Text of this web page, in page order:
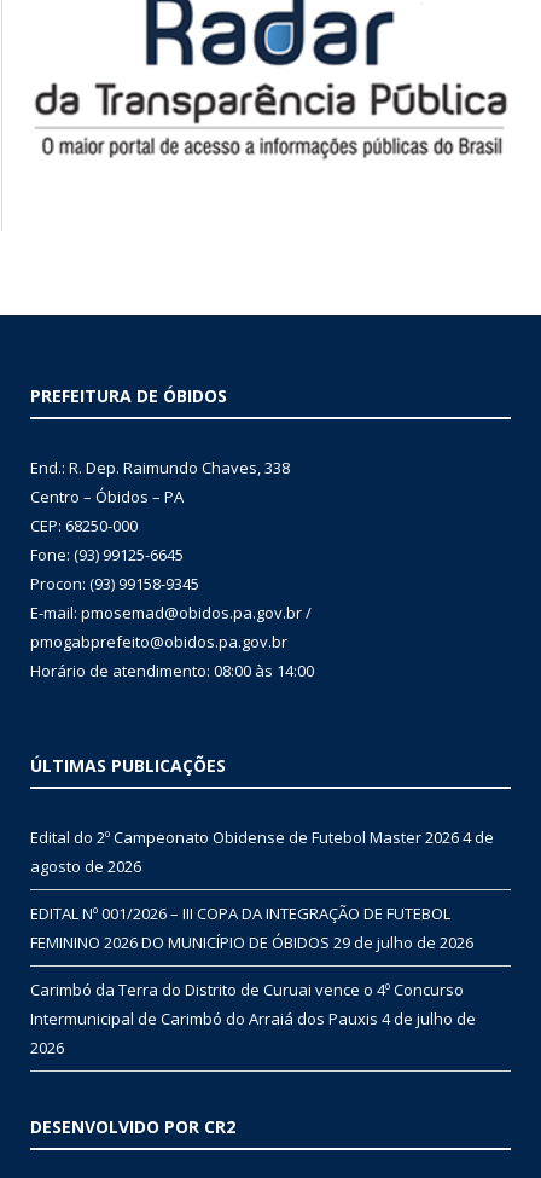
PREFEITURA DE ÓBIDOS
End.: R. Dep. Raimundo Chaves, 338
Centro – Óbidos – PA
CEP: 68250-000
Fone: (93) 99125-6645
Procon: (93) 99158-9345
E-mail: pmosemad@obidos.pa.gov.br /
pmogabprefeito@obidos.pa.gov.br
Horário de atendimento: 08:00 às 14:00
ÚLTIMAS PUBLICAÇÕES
Edital do 2º Campeonato Obidense de Futebol Master 20264 de
agosto de 2026
EDITAL Nº 001/2026 – III COPA DA INTEGRAÇÃO DE FUTEBOL
FEMININO 2026 DO MUNICÍPIO DE ÓBIDOS 29 de julho de 2026
Carimbó da Terra do Distrito de Curuai vence o 4º Concurso
Intermunicipal de Carimbó do Arraiá dos Pauxis 4 de julho de
2026
DESENVOLVIDO POR CR2